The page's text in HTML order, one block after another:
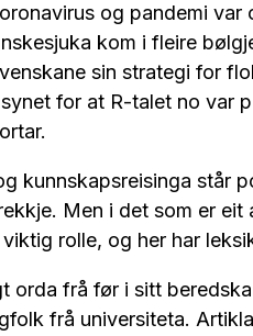
og pandemi
kom i fleire
sin strategi for
for at R-talet no var
kunnskapsreisinga står
Men i det som er
rolle, og her har
orda frå før i sitt
frå universiteta.